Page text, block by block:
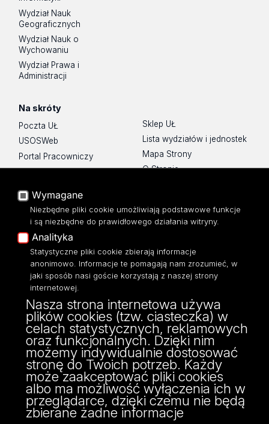
Wydział Nauk
Geograficznych
Wydział Nauk o
Wychowaniu
Wydział Prawa i
Administracji
Na skróty
Poczta UŁ
USOSWeb
Portal Pracowniczy
Baza Aktów Własnych
Moodle
Eksperci UŁ
Polityka Prywatności
Dostępność
Sklep UŁ
Lista wydziałów i jednostek
Mapa Strony
O Stronie
ul. Narutowicza 68, 90-136 Łódź
NIP: 724 000 32 43
Adres do doręczeń elektronicznych (ADE):
AE:PL-74796-17640-IHHIV-17
KONTAKT
Wymagane
Niezbędne pliki cookie umożliwiają podstawowe funkcje
i są niezbędne do prawidłowego działania witryny.
Analityka
Statystyczne pliki cookie zbierają informacje
anonimowo. Informacje te pomagają nam zrozumieć, w
jaki sposób nasi goście korzystają z naszej strony
internetowej.
Nasza strona internetowa używa
plików cookies (tzw. ciasteczka) w
celach statystycznych, reklamowych
oraz funkcjonalnych. Dzięki nim
możemy indywidualnie dostosować
stronę do Twoich potrzeb. Każdy
może zaakceptować pliki cookies
albo ma możliwość wyłączenia ich w
przeglądarce, dzięki czemu nie będą
zbierane żadne informacje